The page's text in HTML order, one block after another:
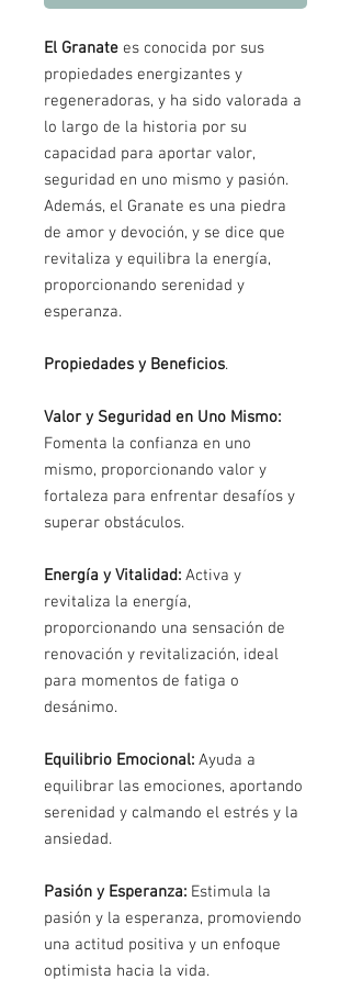
El Granate es conocida por sus
propiedades energizantes y
regeneradoras, y ha sido valorada a
lo largo de la historia por su
capacidad para aportar valor,
seguridad en uno mismo y pasión.
Además, el Granate es una piedra
de amor y devoción, y se dice que
revitaliza y equilibra la energía,
proporcionando serenidad y
esperanza.
Propiedades y Beneficios.
Valor y Seguridad en Uno Mismo:
Fomenta la confianza en uno
mismo, proporcionando valor y
fortaleza para enfrentar desafíos y
superar obstáculos.
Energía y Vitalidad: Activa y
revitaliza la energía,
proporcionando una sensación de
renovación y revitalización, ideal
para momentos de fatiga o
desánimo.
Equilibrio Emocional: Ayuda a
equilibrar las emociones, aportando
serenidad y calmando el estrés y la
ansiedad.
Pasión y Esperanza: Estimula la
pasión y la esperanza, promoviendo
una actitud positiva y un enfoque
optimista hacia la vida.